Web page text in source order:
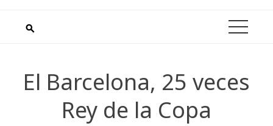
El Barcelona, 25 veces
Rey de la Copa